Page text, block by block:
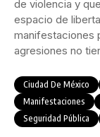
de violencia y
espacio de
manifestaciones
agresiones no
Ciudad De México
Manifestaciones
Seguridad Pública